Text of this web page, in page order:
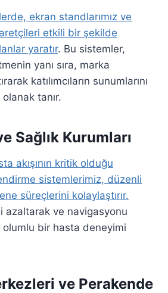
ekran standlarımız ve
etkili bir şekilde
yaratır. Bu sistemler,
yanı sıra, marka
katılımcıların sunumlarını
olanak tanır.
Sağlık Kurumları
akışının kritik olduğu
sistemlerimiz, düzenli
süreçlerini kolaylaştırır.
azaltarak ve navigasyonu
bir hasta deneyimi
ve Perakende